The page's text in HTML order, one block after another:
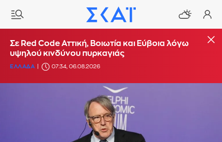
Σε Red Code Αττική, Βοιωτία και Εύβοια λόγω
υψηλού κινδύνου πυρκαγιάς
ΕΛΛΑΔΑ 07:34, 06.08.2026